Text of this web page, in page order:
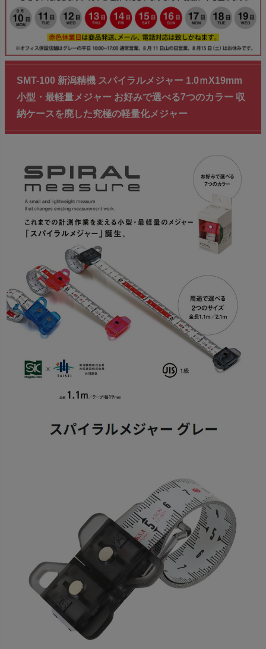
SMT-100 新潟精機 スパイラルメジャー 1.0ｍX19mm
小型・最軽量メジャー お好みで選べる7つのカラー 収
納ケースを廃した究極の軽量化メジャー